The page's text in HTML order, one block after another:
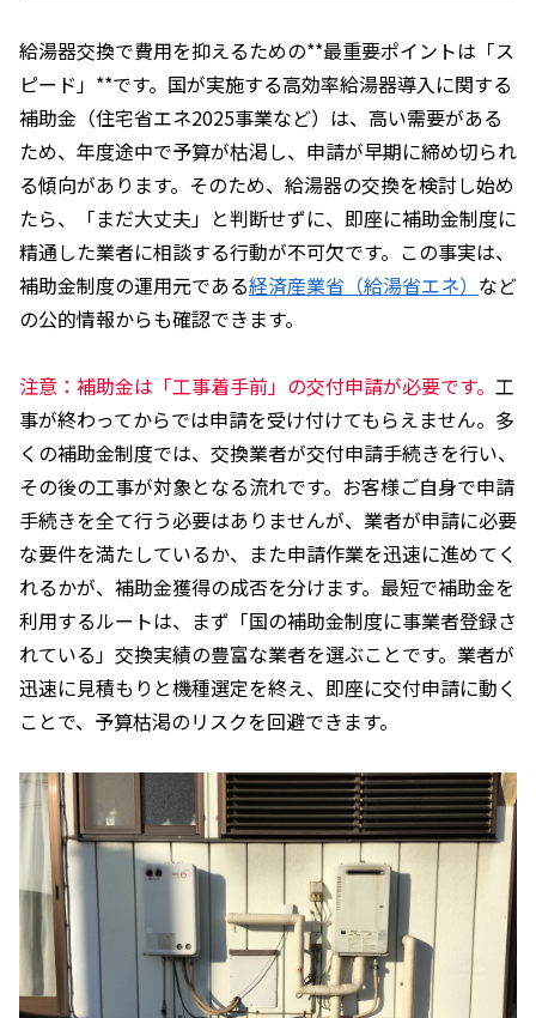
給湯器交換で費用を抑えるための**最重要ポイントは「ス
ピード」**です。国が実施する高効率給湯器導入に関する
補助金（住宅省エネ2025事業など）は、高い需要がある
ため、年度途中で予算が枯渇し、申請が早期に締め切られ
る傾向があります。そのため、給湯器の交換を検討し始め
たら、「まだ大丈夫」と判断せずに、即座に補助金制度に
精通した業者に相談する行動が不可欠です。この事実は、
補助金制度の運用元である経済産業省（給湯省エネ） など
の公的情報からも確認できます。
注意：補助金は「工事着手前」の交付申請が必要です。 工
事が終わってからでは申請を受け付けてもらえません。多
くの補助金制度では、交換業者が交付申請手続きを行い、
その後の工事が対象となる流れです。お客様ご自身で申請
手続きを全て行う必要はありませんが、業者が申請に必要
な要件を満たしているか、また申請作業を迅速に進めてく
れるかが、補助金獲得の成否を分けます。最短で補助金を
利用するルートは、まず「国の補助金制度に事業者登録さ
れている」交換実績の豊富な業者を選ぶことです。業者が
迅速に見積もりと機種選定を終え、即座に交付申請に動く
ことで、予算枯渇のリスクを回避できます。